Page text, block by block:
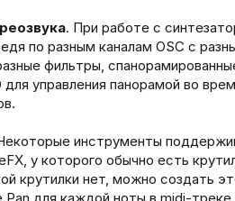
. При работе с
по разным каналам OSC с
фильтры,
управления панорамой во
инструменты
у которого обычно есть
крутилки нет, можно создать